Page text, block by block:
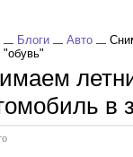
Блоги Авто
в